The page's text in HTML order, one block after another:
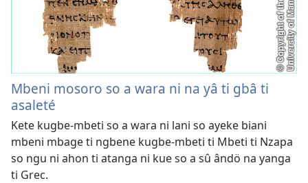
Mbeni mosoro so a wara ni na yâ ti gbâ ti
asaleté
Kete kugbe-mbeti so a wara ni lani so ayeke biani
mbeni mbage ti ngbene kugbe-mbeti ti Mbeti ti Nzapa
so ngu ni ahon ti atanga ni kue so a sû ândö na yanga
ti Grec.